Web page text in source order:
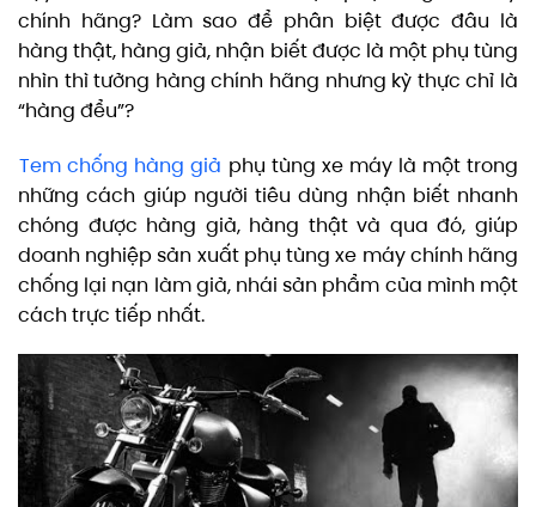
chính hãng? Làm sao để phân biệt được đâu là
hàng thật, hàng giả, nhận biết được là một phụ tùng
nhìn thì tưởng hàng chính hãng nhưng kỳ thực chỉ là
“hàng đểu”?
Tem chống hàng giả phụ tùng xe máy là một trong
những cách giúp người tiêu dùng nhận biết nhanh
chóng được hàng giả, hàng thật và qua đó, giúp
doanh nghiệp sản xuất phụ tùng xe máy chính hãng
chống lại nạn làm giả, nhái sản phẩm của mình một
cách trực tiếp nhất.